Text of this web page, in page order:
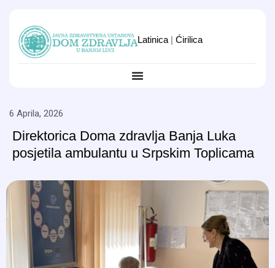
Latinica | Ćirilica
6 Aprila, 2026
Direktorica Doma zdravlja Banja Luka
posjetila ambulantu u Srpskim Toplicama